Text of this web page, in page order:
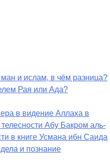
и ислам, в чём разница?
Рая или Ада?
в видение Аллаха в
Абу Бакром аль-
в книге Усмана ибн Саида
и познание